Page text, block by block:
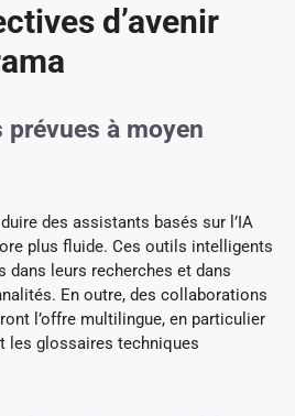
d’avenir
à moyen
des assistants basés sur l’IA
plus fluide. Ces outils intelligents
dans leurs recherches et dans
En outre, des collaborations
l’offre multilingue, en particulier
les glossaires techniques